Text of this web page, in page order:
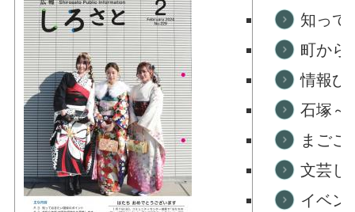
知って
町から
情報ひ
石塚～
まごこ
文芸し
イベン